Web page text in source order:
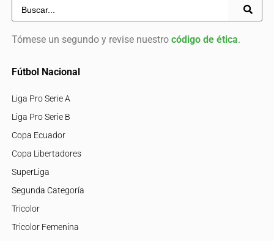
Tómese un segundo y revise nuestro código de ética.
Fútbol Nacional
Liga Pro Serie A
Liga Pro Serie B
Copa Ecuador
Copa Libertadores
SuperLiga
Segunda Categoría
Tricolor
Tricolor Femenina